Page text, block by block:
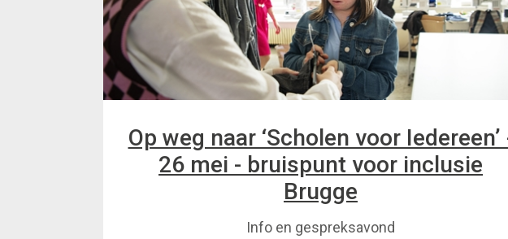
Op weg naar ‘Scholen voor Iedereen’
26 mei - bruispunt voor inclusie
Brugge
Info en gespreksavond